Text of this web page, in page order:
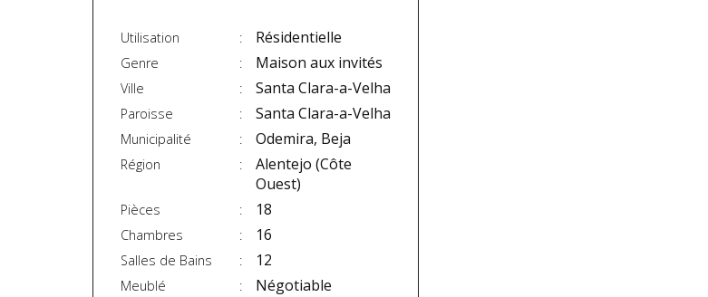
Utilisation Résidentielle
Genre Maison aux invités
Ville Santa Clara-a-Velha
Paroisse Santa Clara-a-Velha
Municipalité Odemira, Beja
Région
Alentejo (Côte
Ouest)
Pièces 18
Chambres 16
Salles de Bains 12
Meublé Négotiable